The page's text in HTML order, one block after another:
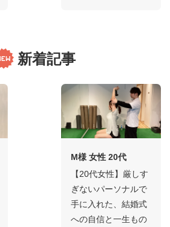
新着記事
M様 女性 20代
【20代女性】厳しす
ぎないパーソナルで
手に入れた、結婚式
への自信と一生もの